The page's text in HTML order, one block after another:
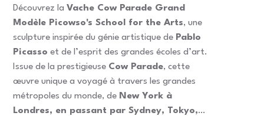
Découvrez laVache Cow Parade Grand
Modèle Picowso's School for the Arts, une
sculpture inspirée du génie artistique de Pablo
Picasso et de l’esprit des grandes écoles d’art.
Issue de la prestigieuse Cow Parade, cette
œuvre unique a voyagé à travers les grandes
métropoles du monde, de New York à
Londres, en passant par Sydney, Tokyo,